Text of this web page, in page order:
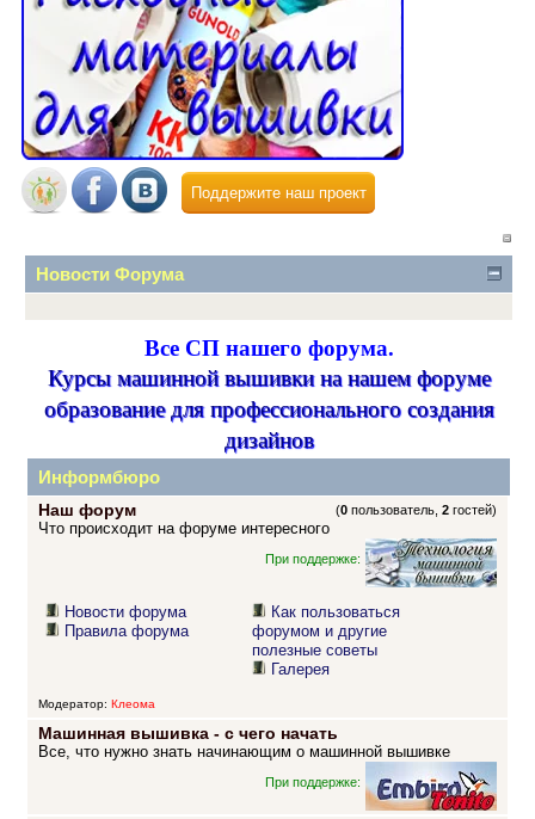
Поддержите наш проект
Новости Форума
Все СП нашего форума.
Курсы машинной вышивки на нашем форуме
образование для профессионального создания
дизайнов
Информбюро
Наш форум (0 пользователь,2 гостей)
Что происходит на форуме интересного
При поддержке:
Новости форума
Правила форума
Как пользоваться
форумом и другие
полезные советы
Галерея
Модератор: Клеома
Машинная вышивка - с чего начать
Все, что нужно знать начинающим о машинной вышивке
При поддержке: